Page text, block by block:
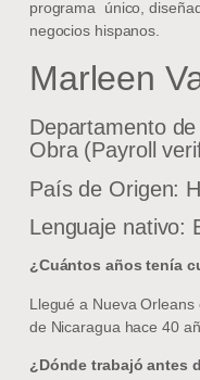
programa único,
negocios hispanos.
Marleen
Departamento
Obra (Payroll
País de Origen:
Lenguaje nativo:
¿Cuántos años tenía
Llegué a Nueva
de Nicaragua hace 40
¿Dónde trabajó antes